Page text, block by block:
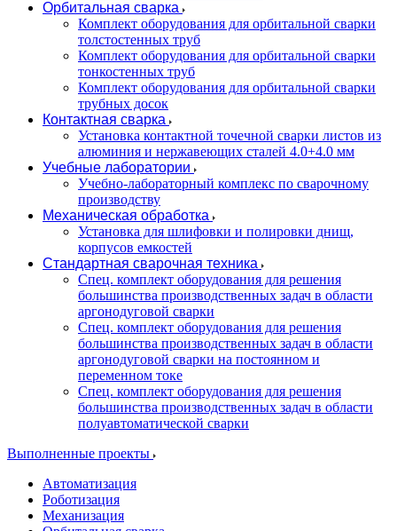
Орбитальная сварка
Комплект оборудования для орбитальной сварки
толстостенных труб
Комплект оборудования для орбитальной сварки
тонкостенных труб
Комплект оборудования для орбитальной сварки
трубных досок
Контактная сварка
Установка контактной точечной сварки листов из
алюминия и нержавеющих сталей 4.0+4.0 мм
Учебные лаборатории
Учебно-лабораторный комплекс по сварочному
производству
Механическая обработка
Установка для шлифовки и полировки днищ,
корпусов емкостей
Стандартная сварочная техника
Спец. комплект оборудования для решения
большинства производственных задач в области
аргонодуговой сварки
Спец. комплект оборудования для решения
большинства производственных задач в области
аргонодуговой сварки на постоянном и
переменном токе
Спец. комплект оборудования для решения
большинства производственных задач в области
полуавтоматической сварки
Выполненные проекты
Автоматизация
Роботизация
Механизация